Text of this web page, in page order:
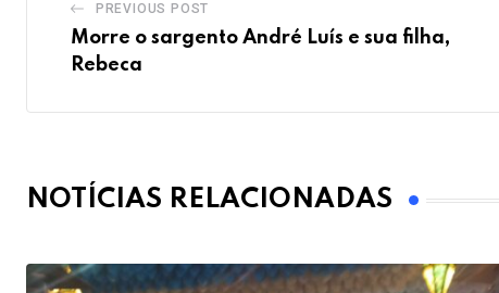
PREVIOUS POST
Morre o sargento André Luís e sua filha,
Rebeca
NOTÍCIAS RELACIONADAS